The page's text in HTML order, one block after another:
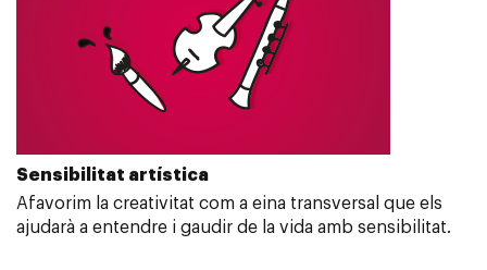
Sensibilitat artística
Afavorim la creativitat com a eina transversal que els
ajudarà a entendre i gaudir de la vida amb sensibilitat.